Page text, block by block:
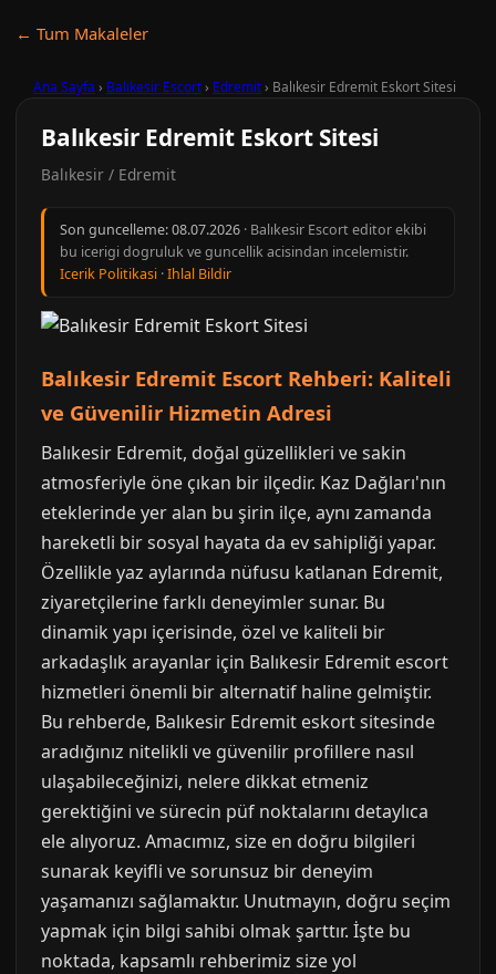
← Tum Makaleler
Ana Sayfa › Balıkesir Escort› Edremit› Balıkesir Edremit Eskort Sitesi
Balıkesir Edremit Eskort Sitesi
Balıkesir / Edremit
Son guncelleme:08.07.2026 · Balıkesir Escort editor ekibi
bu icerigi dogruluk ve guncellik acisindan incelemistir.
Icerik Politikasi ·Ihlal Bildir
Balıkesir Edremit Escort Rehberi: Kaliteli
ve Güvenilir Hizmetin Adresi
Balıkesir Edremit, doğal güzellikleri ve sakin
atmosferiyle öne çıkan bir ilçedir. Kaz Dağları'nın
eteklerinde yer alan bu şirin ilçe, aynı zamanda
hareketli bir sosyal hayata da ev sahipliği yapar.
Özellikle yaz aylarında nüfusu katlanan Edremit,
ziyaretçilerine farklı deneyimler sunar. Bu
dinamik yapı içerisinde, özel ve kaliteli bir
arkadaşlık arayanlar için Balıkesir Edremit escort
hizmetleri önemli bir alternatif haline gelmiştir.
Bu rehberde, Balıkesir Edremit eskort sitesinde
aradığınız nitelikli ve güvenilir profillere nasıl
ulaşabileceğinizi, nelere dikkat etmeniz
gerektiğini ve sürecin püf noktalarını detaylıca
ele alıyoruz. Amacımız, size en doğru bilgileri
sunarak keyifli ve sorunsuz bir deneyim
yaşamanızı sağlamaktır. Unutmayın, doğru seçim
yapmak için bilgi sahibi olmak şarttır. İşte bu
noktada, kapsamlı rehberimiz size yol